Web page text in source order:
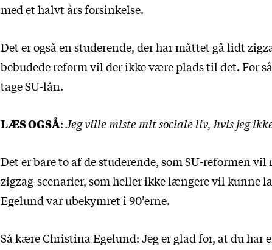
med et halvt års forsinkelse.
Det er også en studerende, der har måttet gå lidt
bebudede reform vil der ikke være plads til det. For
tage SU-lån.
LÆS OGSÅ:Jeg ville miste mit sociale liv, hvis jeg
Det er bare to af de studerende, som SU-reformen
zigzag-scenarier, som heller ikke længere vil kunne
Egelund var ubekymret i 90’erne.
Så kære Christina Egelund: Jeg er glad for, at du har